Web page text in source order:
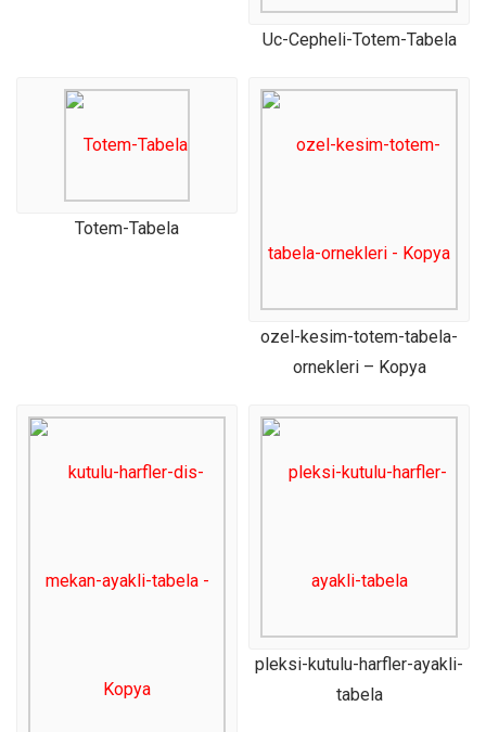
Uc-Cepheli-Totem-Tabela
Totem-Tabela
ozel-kesim-totem-tabela-
ornekleri – Kopya
pleksi-kutulu-harfler-ayakli-
tabela